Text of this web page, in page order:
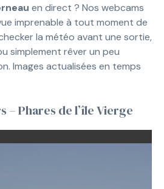
en direct ? Nos webcams
imprenable à tout moment de
la météo avant une sortie,
simplement rêver un peu
Images actualisées en temps
– Phares de l’île Vierge